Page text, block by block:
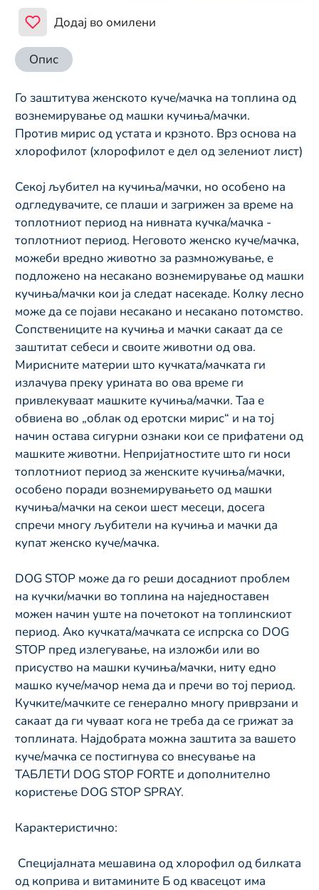
Додај во омилени
Опис
Го заштитува женското куче/мачка на топлина од
вознемирување од машки кучиња/мачки.
Против мирис од устата и крзното. Врз основа на
хлорофилот (хлорофилот е дел од зелениот лист)
Секој љубител на кучиња/мачки, но особено на
одгледувачите, се плаши и загрижен за време на
топлотниот период на нивната кучка/мачка -
топлотниот период. Неговото женско куче/мачка,
можеби вредно животно за размножување, е
подложено на несакано вознемирување од машки
кучиња/мачки кои ја следат насекаде. Колку лесно
може да се појави несакано и несакано потомство.
Сопствениците на кучиња и мачки сакаат да се
заштитат себеси и своите животни од ова.
Мирисните материи што кучката/мачката ги
излачува преку урината во ова време ги
привлекуваат машките кучиња/мачки. Таа е
обвиена во „облак од еротски мирис“ и на тој
начин остава сигурни ознаки кои се прифатени од
машките животни. Непријатностите што ги носи
топлотниот период за женските кучиња/мачки,
особено поради вознемирувањето од машки
кучиња/мачки на секои шест месеци, досега
спречи многу љубители на кучиња и мачки да
купат женско куче/мачка.
DOG STOP може да го реши досадниот проблем
на кучки/мачки во топлина на наједноставен
можен начин уште на почетокот на топлинскиот
период. Ако кучката/мачката се испрска со DOG
STOP пред излегување, на изложби или во
присуство на машки кучиња/мачки, ниту едно
машко куче/мачор нема да и пречи во тој период.
Кучките/мачките се генерално многу приврзани и
сакаат да ги чуваат кога не треба да се грижат за
топлината. Најдобрата можна заштита за вашето
куче/мачка се постигнува со внесување на
ТАБЛЕТИ DOG STOP FORTE и дополнително
користење DOG STOP SPRAY.
Карактеристично:
од коприва и витамините Б од квасецот има